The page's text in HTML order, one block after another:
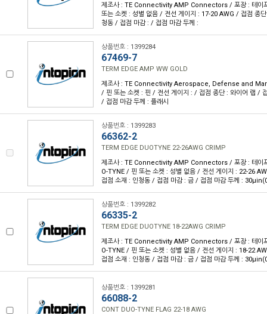
제조사 : TE Connectivity AMP Connectors / 포장 : 테이
또는 소켓 : 성별 없음 / 전선 게이지 : 17-20 AWG / 접점 종
청동 / 접점 마감 : / 접점 마감 두께 :
상품번호 : 1399284
67469-7
TERM EDGE AMP WW GOLD
제조사 : TE Connectivity Aerospace, Defense and
/ 핀 또는 소켓 : 핀 / 전선 게이지 : / 접점 종단 : 와이어 랩 /
/ 접점 마감 두께 : 플래시
상품번호 : 1399283
66362-2
TERM EDGE DUOTYNE 22-26AWG CRIMP
제조사 : TE Connectivity AMP Connectors / 포장 : 테이
O-TYNE / 핀 또는 소켓 : 성별 없음 / 전선 게이지 : 22-26
접점 소재 : 인청동 / 접점 마감 : 금 / 접점 마감 두께 :
상품번호 : 1399282
66335-2
TERM EDGE DUOTYNE 18-22AWG CRIMP
제조사 : TE Connectivity AMP Connectors / 포장 : 테이
O-TYNE / 핀 또는 소켓 : 성별 없음 / 전선 게이지 : 18-22
접점 소재 : 인청동 / 접점 마감 : 금 / 접점 마감 두께 :
상품번호 : 1399281
66088-2
CONT DUO-TYNE FLAG 22-18 AWG